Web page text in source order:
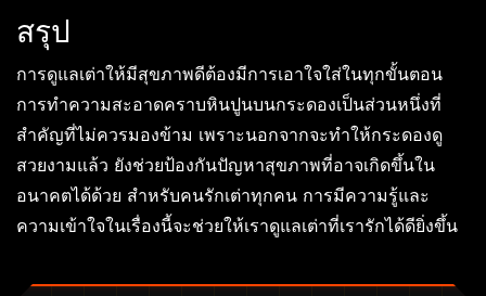
สรุป
การดูแลเต่าให้มีสุขภาพดีต้องมีการเอาใจใส่ในทุกขั้นตอน
การทำความสะอาดคราบหินปูนบนกระดองเป็นส่วนหนึ่งที่
สำคัญที่ไม่ควรมองข้าม เพราะนอกจากจะทำให้กระดองดู
สวยงามแล้ว ยังช่วยป้องกันปัญหาสุขภาพที่อาจเกิดขึ้นใน
อนาคตได้ด้วย สำหรับคนรักเต่าทุกคน การมีความรู้และ
ความเข้าใจในเรื่องนี้จะช่วยให้เราดูแลเต่าที่เรารักได้ดียิ่งขึ้น